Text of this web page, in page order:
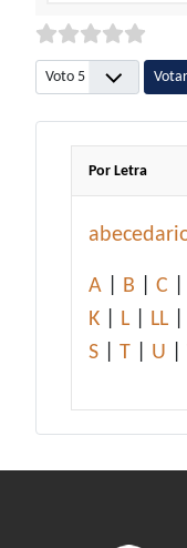
Por favor, vote
Por Letra
A B C
K
L LL
S
T U